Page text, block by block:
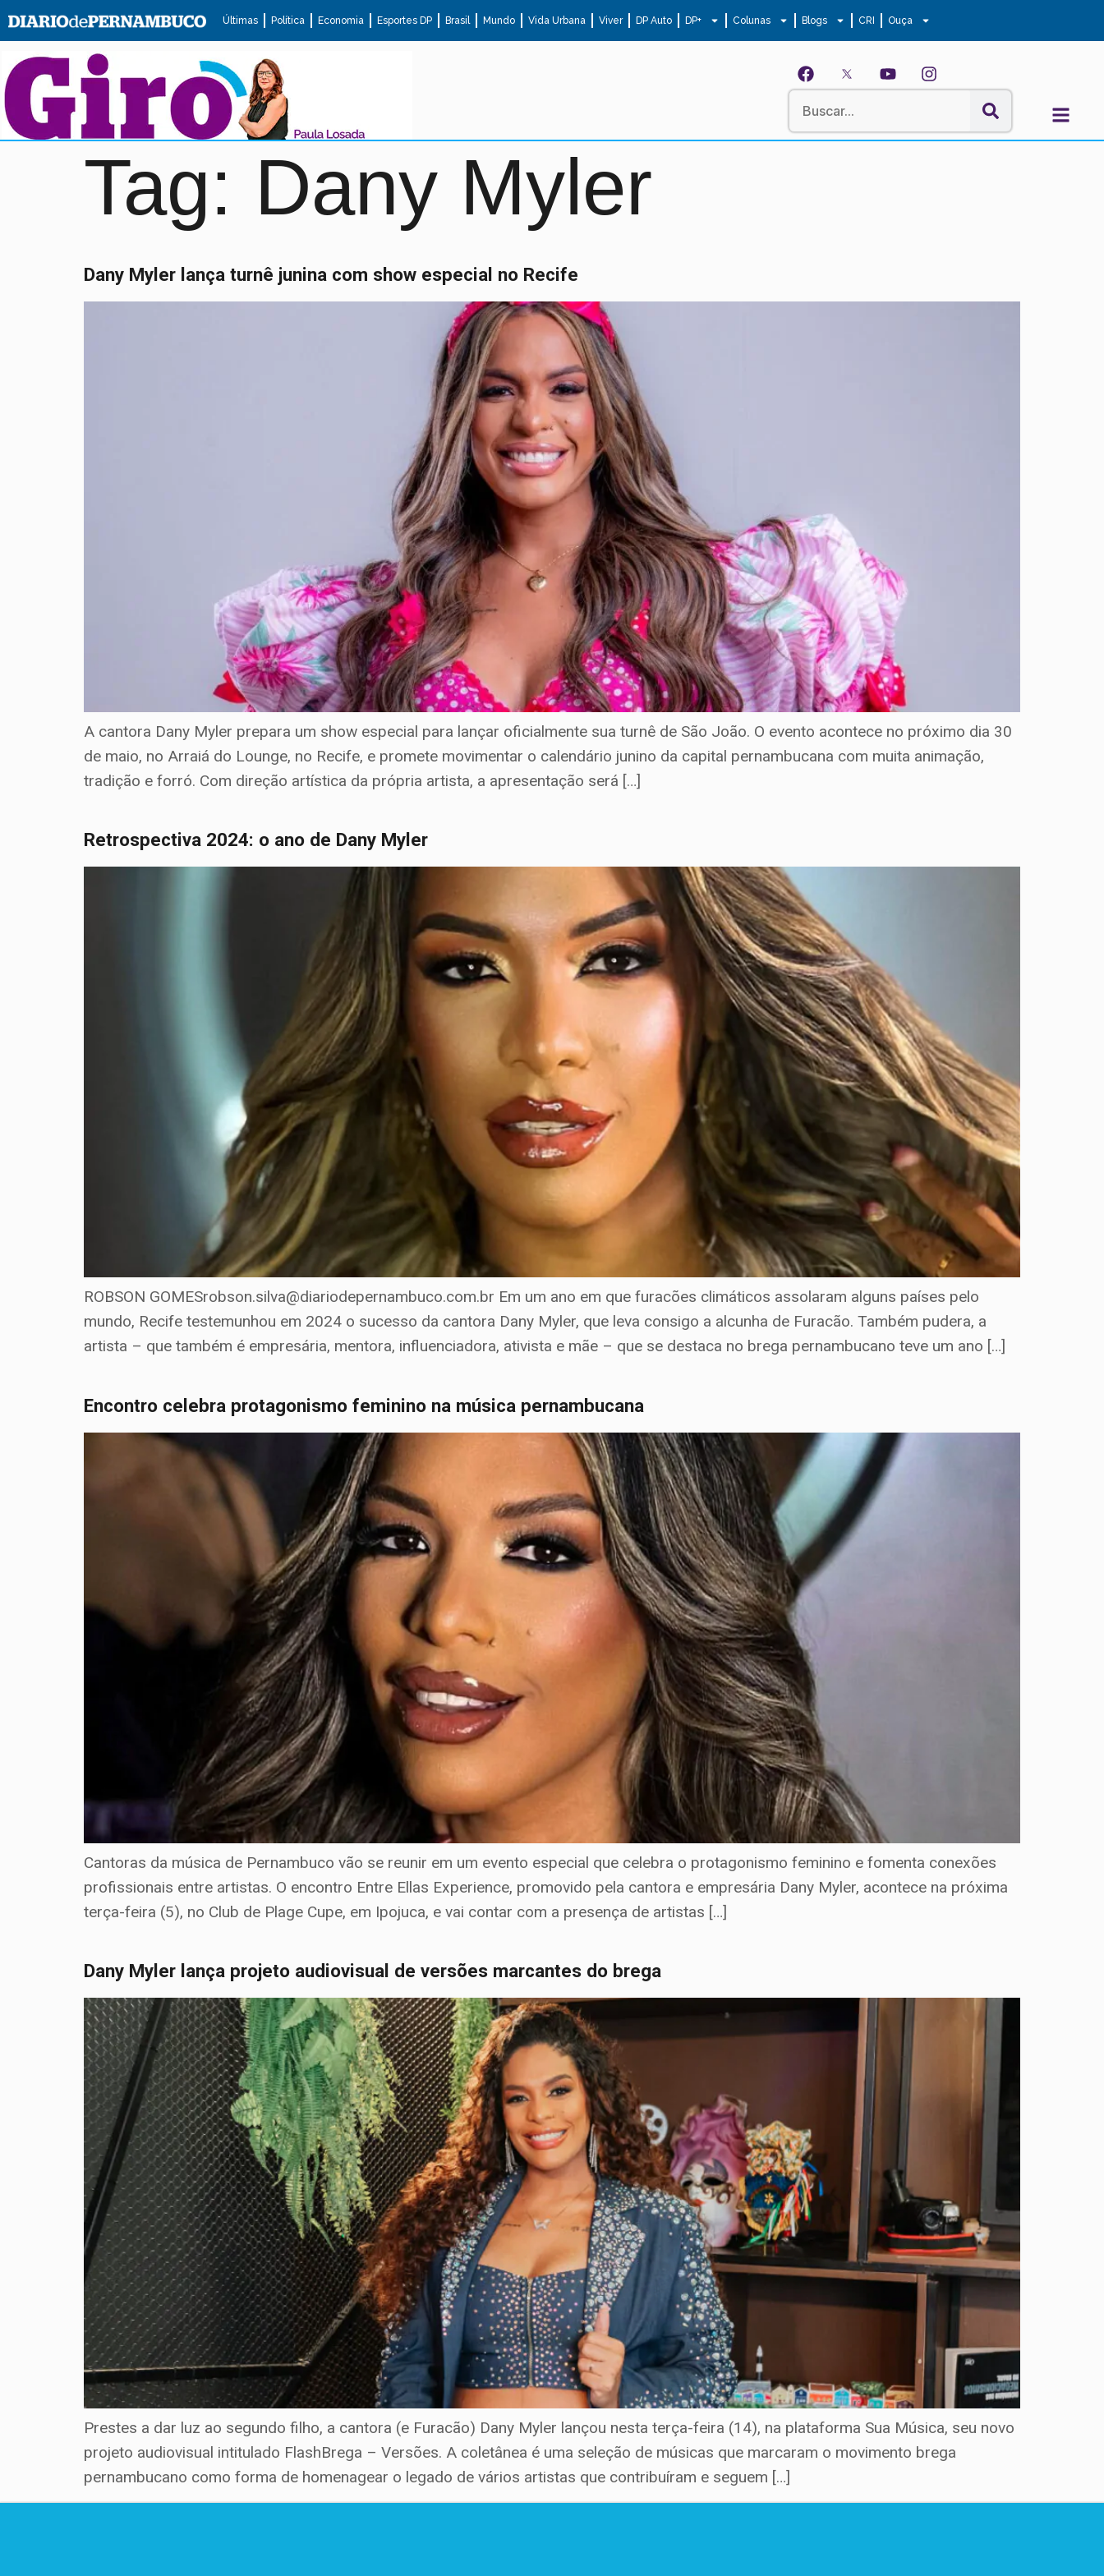
Últimas Política Economia Esportes DP Brasil Mundo Vida Urbana Viver DP Auto DP+ Colunas Blogs CRI Ouça
Tag: Dany Myler
Dany Myler lança turnê junina com show especial no Recife
A cantora Dany Myler prepara um show especial para lançar oficialmente sua turnê de São João. O evento acontece no próximo dia 30
de maio, no Arraiá do Lounge, no Recife, e promete movimentar o calendário junino da capital pernambucana com muita animação,
tradição e forró. Com direção artística da própria artista, a apresentação será […]
Retrospectiva 2024: o ano de Dany Myler
ROBSON GOMESrobson.silva@diariodepernambuco.com.br Em um ano em que furacões climáticos assolaram alguns países pelo
mundo, Recife testemunhou em 2024 o sucesso da cantora Dany Myler, que leva consigo a alcunha de Furacão. Também pudera, a
artista – que também é empresária, mentora, influenciadora, ativista e mãe – que se destaca no brega pernambucano teve um ano […]
Encontro celebra protagonismo feminino na música pernambucana
Cantoras da música de Pernambuco vão se reunir em um evento especial que celebra o protagonismo feminino e fomenta conexões
profissionais entre artistas. O encontro Entre Ellas Experience, promovido pela cantora e empresária Dany Myler, acontece na próxima
terça-feira (5), no Club de Plage Cupe, em Ipojuca, e vai contar com a presença de artistas […]
Dany Myler lança projeto audiovisual de versões marcantes do brega
Prestes a dar luz ao segundo filho, a cantora (e Furacão) Dany Myler lançou nesta terça-feira (14), na plataforma Sua Música, seu novo
projeto audiovisual intitulado FlashBrega – Versões. A coletânea é uma seleção de músicas que marcaram o movimento brega
pernambucano como forma de homenagear o legado de vários artistas que contribuíram e seguem […]